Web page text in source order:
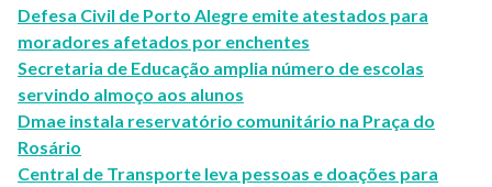
Defesa Civil de Porto Alegre emite atestados para
moradores afetados por enchentes
Secretaria de Educação amplia número de escolas
servindo almoço aos alunos
Dmae instala reservatório comunitário na Praça do
Rosário
Central de Transporte leva pessoas e doações para